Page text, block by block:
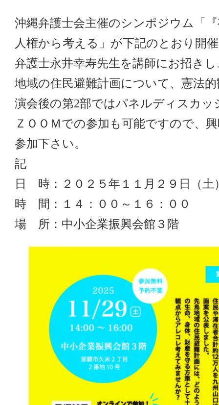
沖縄弁護士会主催のシンポジウム「
人権から考える」が下記のとおり開
弁護士永井幸寿先生を講師にお招き
地域の住民避難計画について、憲法
演会後の第2部ではパネルディスカ
ＺＯＯＭでの参加も可能ですので、
参加下さい。
記
日 時：２０２５年１１月２９日（土
時 間：１４：００～１６：００
場 所：中小企業振興会館３階